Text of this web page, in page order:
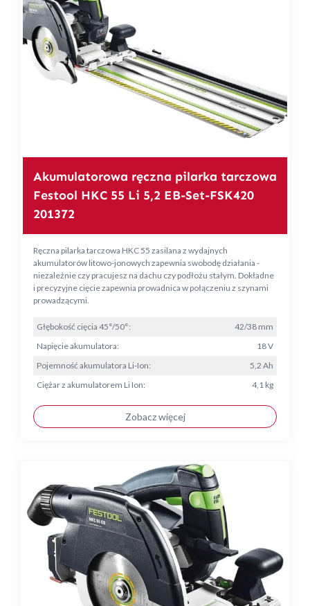
Akumulatorowa ręczna pilarka tarczowa
Festool HKC 55 Li 5,2 EB-Set-FSK420
201372
Ręczna pilarka tarczowa HKC 55 zasilana z wydajnych
akumulatorów litowo-jonowych zapewnia swobodę działania -
niezależnie czy pracujesz na dachu czy podłożu stałym. Dokładne
i precyzyjne cięcie zapewnia prowadnica w połączeniu z szynami
prowadzącymi.
Głębokość cięcia 45°/50°:
42/38 mm
Napięcie akumulatora:
18 V
Pojemność akumulatora Li-Ion:
5,2 Ah
Ciężar z akumulatorem Li Ion:
4,1 kg
Zobacz więcej